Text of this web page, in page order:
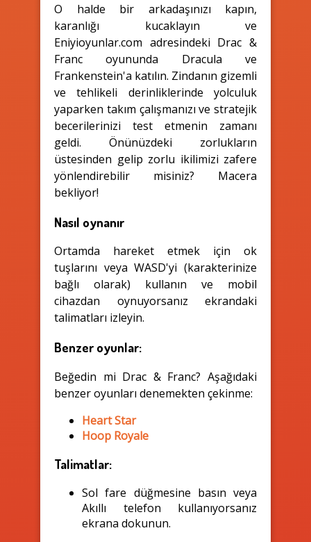
O halde bir arkadaşınızı kapın,
karanlığı kucaklayın ve
Eniyioyunlar.com adresindeki Drac &
Franc oyununda Dracula ve
Frankenstein'a katılın. Zindanın gizemli
ve tehlikeli derinliklerinde yolculuk
yaparken takım çalışmanızı ve stratejik
becerilerinizi test etmenin zamanı
geldi. Önünüzdeki zorlukların
üstesinden gelip zorlu ikilimizi zafere
yönlendirebilir misiniz? Macera
bekliyor!
Nasıl oynanır
Ortamda hareket etmek için ok
tuşlarını veya WASD'yi (karakterinize
bağlı olarak) kullanın ve mobil
cihazdan oynuyorsanız ekrandaki
talimatları izleyin.
Benzer oyunlar:
Beğedin mi Drac & Franc? Aşağıdaki
benzer oyunları denemekten çekinme:
Heart Star
Hoop Royale
Talimatlar:
Sol fare düğmesine basın veya
Akıllı telefon kullanıyorsanız
ekrana dokunun.